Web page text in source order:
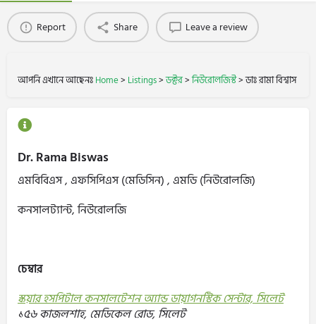
Report Share Leave a review
আপনি এখানে আছেনঃHome> Listings>ডক্টর>নিউরোলজিস্ট>ডাঃ রামা বিশ্বাস
Dr. Rama Biswas
এমবিবিএস , এফসিপিএস (মেডিসিন) , এমডি (নিউরোলজি)
কনসালট্যান্ট, নিউরোলজি
চেম্বার
স্কয়ার হসপিটাল কনসালটেশন অ্যান্ড ডায়াগনস্টিক সেন্টার, সিলেট
১৫৬ কাজলশাহ, মেডিকেল রোড, সিলেট